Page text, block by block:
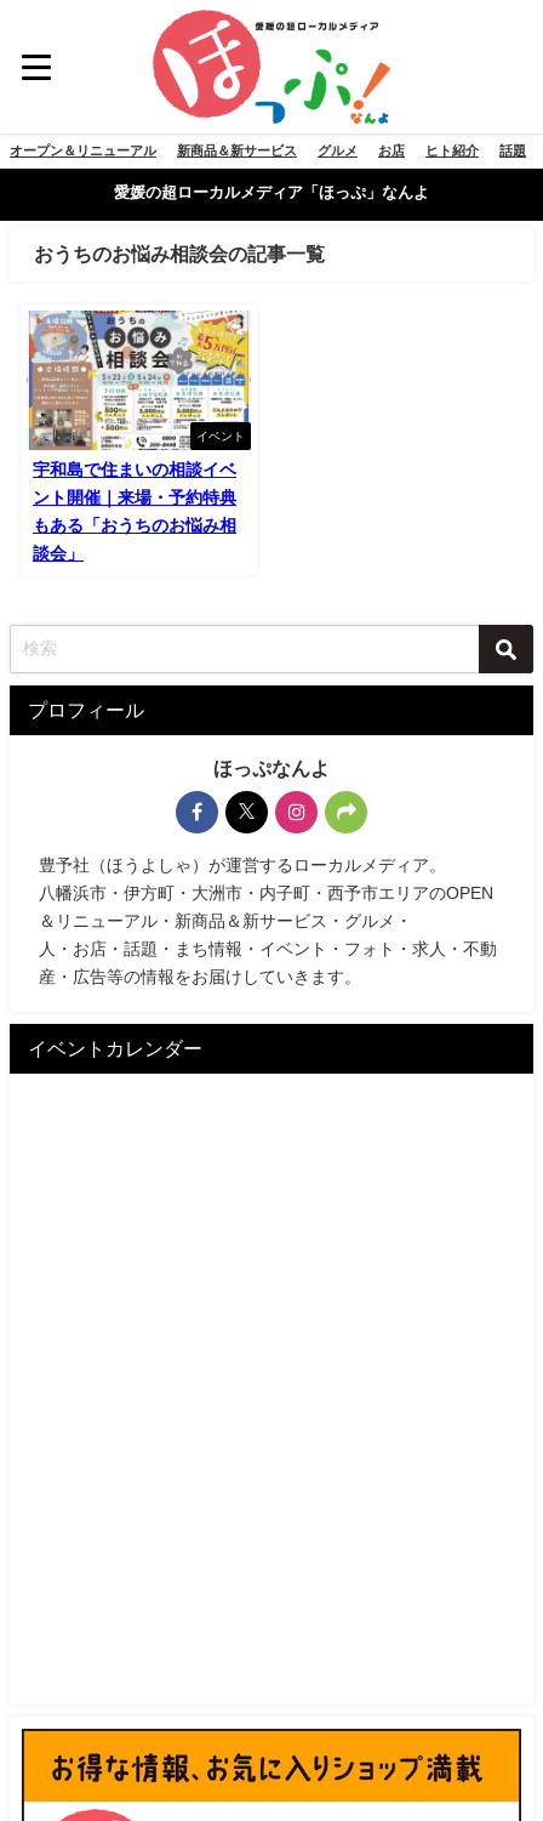
オープン＆リニューアル 新商品＆新サービス グルメ お店 ヒト紹介 話題
愛媛の超ローカルメディア「ほっぷ」なんよ
おうちのお悩み相談会の記事一覧
イベント
宇和島で住まいの相談イベ
ント開催｜来場・予約特典
もある「おうちのお悩み相
談会」
プロフィール
ほっぷなんよ
豊予社（ほうよしゃ）が運営するローカルメディア。
八幡浜市・伊方町・大洲市・内子町・西予市エリアのOPEN
＆リニューアル・新商品＆新サービス・グルメ・
人・お店・話題・まち情報・イベント・フォト・求人・不動
産・広告等の情報をお届けしていきます。
イベントカレンダー